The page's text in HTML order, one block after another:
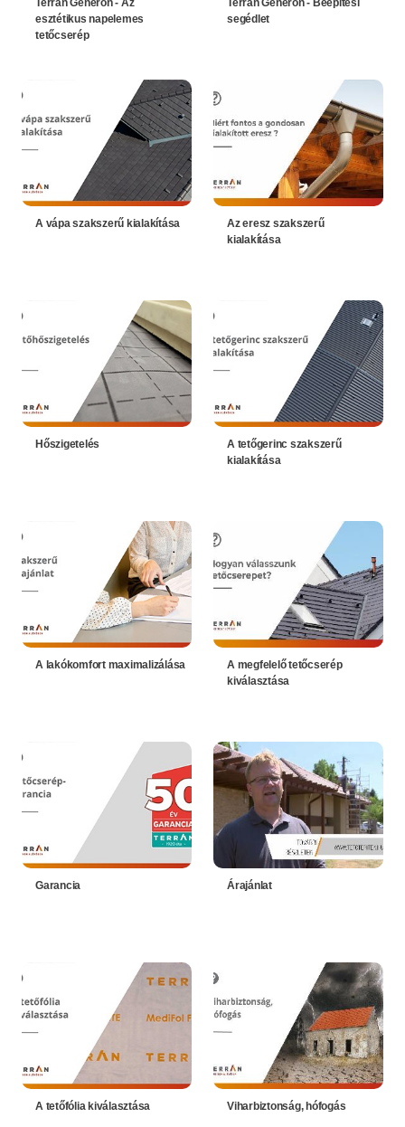
Terrán Generon - Az
esztétikus napelemes
tetőcserép
Terrán Generon - Beépítési
segédlet
A vápa szakszerű kialakítása
Az eresz szakszerű
kialakítása
Hőszigetelés
A tetőgerinc szakszerű
kialakítása
A lakókomfort maximalizálása
A megfelelő tetőcserép
kiválasztása
Garancia Árajánlat
A tetőfólia kiválasztása Viharbiztonság, hófogás